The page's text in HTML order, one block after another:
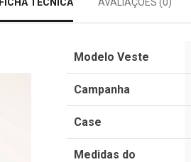
Modelo Veste
Campanha
Case
Medidas do